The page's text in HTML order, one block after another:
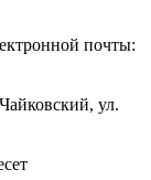
почты:
ул.